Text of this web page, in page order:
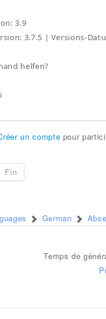
3.9
3.7.5 | Versions-
helfen?
un compte pour
Fin
German
Temps de